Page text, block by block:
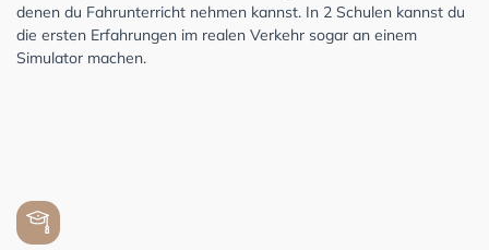
denen du Fahrunterricht nehmen kannst. In 2 Schulen kannst du
die ersten Erfahrungen im realen Verkehr sogar an einem
Simulator machen.